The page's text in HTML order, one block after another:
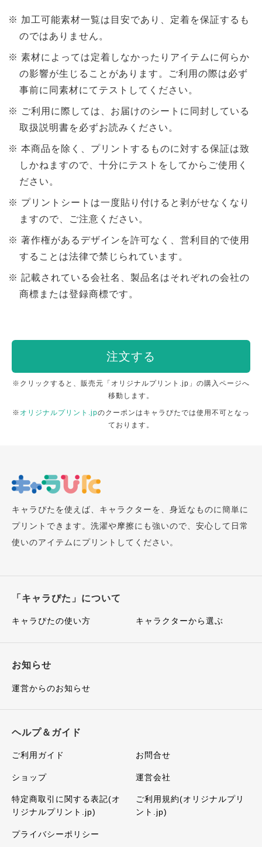
加工可能素材一覧は目安であり、定着を保証するも
のではありません。
素材によっては定着しなかったりアイテムに何らか
の影響が生じることがあります。ご利用の際は必ず
事前に同素材にてテストしてください。
ご利用に際しては、お届けのシートに同封している
取扱説明書を必ずお読みください。
本商品を除く、プリントするものに対する保証は致
しかねますので、十分にテストをしてからご使用く
ださい。
プリントシートは一度貼り付けると剥がせなくなり
ますので、ご注意ください。
著作権があるデザインを許可なく、営利目的で使用
することは法律で禁じられています。
記載されている会社名、製品名はそれぞれの会社の
商標または登録商標です。
注文する
※クリックすると、販売元「オリジナルプリント.jp」の購入ページへ
移動します。
※ オリジナルプリント.jpのクーポンはキャラぴたでは使用不可となっ
ております。
キャラぴたを使えば、キャラクターを、身近なものに簡単に
プリントできます。洗濯や摩擦にも強いので、安心して日常
使いのアイテムにプリントしてください。
「キャラぴた」について
キャラぴたの使い方 キャラクターから選ぶ
お知らせ
運営からのお知らせ
ヘルプ＆ガイド
ご利用ガイド お問合せ
ショップ 運営会社
特定商取引に関する表記(オ
リジナルプリント.jp)
ご利用規約(オリジナルプリ
ント.jp)
プライバシーポリシー